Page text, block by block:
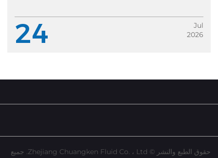
24
Jul
2026
حقوق الطبع والنشر © Zhejiang Chuangken Fluid Co. ، Ltd. جميع